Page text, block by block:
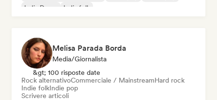
Indie Dance
Indie folk
Melisa Parada Borda
Media/Giornalista
&gt; 100 risposte date
Rock alternativoCommerciale / MainstreamHard rock
Indie folkIndie pop
Scrivere articoli